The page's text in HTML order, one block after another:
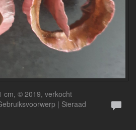
cm, © 2019, verkocht
| Sieraad